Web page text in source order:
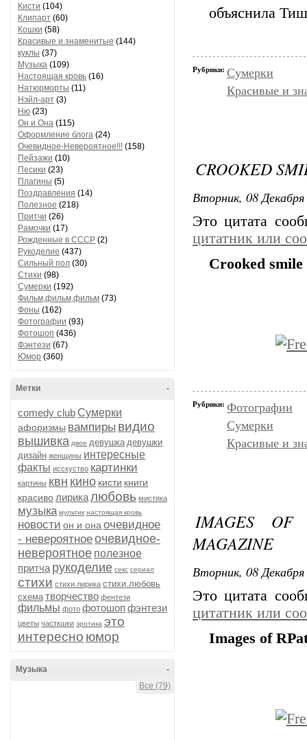
Кисти (104)
Клипарт (60)
Кошки (58)
Красивые и знаменитые (144)
куклы (37)
Музыка (109)
Настоящая кровь (16)
Натюрморты (11)
Нэйл-арт (3)
Ню (23)
Он и Она (115)
Оформление блога (24)
Очевидное-Невероятное!!! (158)
Пейзажи (10)
Песики (23)
Плагины (5)
Поздравления (14)
Полезное (218)
Притчи (26)
Рамочки (17)
Рожденные в СССР (2)
Рукоделие (437)
Сильный пол (30)
Стихи (98)
Сумерки (192)
Фильм,фильм,фильм (73)
Фоны (162)
Фотографии (93)
Фотошоп (436)
Фэнтези (67)
Юмор (360)
-
Метки
comedy clubСумерки
афоризмы вампиры видио
вышивка двое девушка девушки
дизайн женщины интересные
факты исскуство картинки
картины квн кино кисти книги
красиво лирикалюбовь мистика
музыка мультик настоящая кровь
новости он и она очевидное
- невероятноеочевидное-
невероятное полезное
притча рукоделие секс сериал
стихи стихи.лирика стихи.любовь
схема творчество фентези
фильмы фото фотошоп фэнтези
цветы часткшки эротика это
интересно юмор
-
Музыка
Все (79)
объяснила
Рубрики: Сумерки
Красивые и
CROOKED
Вторник, 08
Это цитата
цитатник или
Crooked smile
Рубрики: Фотографии
Сумерки
Красивые и
IMAGES OF
MAGAZINE
Вторник, 08
Это цитата
цитатник или
Images of